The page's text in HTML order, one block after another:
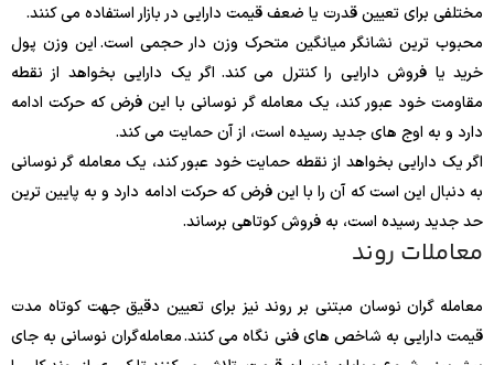
مختلفی برای تعیین قدرت یا ضعف قیمت دارایی در بازار استفاده می کنند.
محبوب ترین نشانگر میانگین متحرک وزن دار حجمی است. این وزن پول
خرید یا فروش دارایی را کنترل می کند. اگر یک دارایی بخواهد از نقطه
مقاومت خود عبور کند، یک معامله گر نوسانی با این فرض که حرکت ادامه
دارد و به اوج های جدید رسیده است، از آن حمایت می کند.
اگر یک دارایی بخواهد از نقطه حمایت خود عبور کند، یک معامله گر نوسانی
به دنبال این است که آن را با این فرض که حرکت ادامه دارد و به پایین ترین
حد جدید رسیده است، به فروش کوتاهی برساند.
معاملات روند
معامله گران نوسان مبتنی بر روند نیز برای تعیین دقیق جهت کوتاه مدت
قیمت دارایی به شاخص های فنی نگاه می کنند. معامله‌گران نوسانی به جای